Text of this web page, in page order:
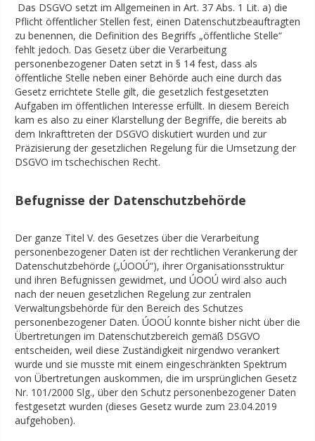
Das DSGVO setzt im Allgemeinen in Art. 37 Abs. 1 Lit. a) die
Pflicht öffentlicher Stellen fest, einen Datenschutzbeauftragten
zu benennen, die Definition des Begriffs „öffentliche Stelle“
fehlt jedoch. Das Gesetz über die Verarbeitung
personenbezogener Daten setzt in § 14 fest, dass als
öffentliche Stelle neben einer Behörde auch eine durch das
Gesetz errichtete Stelle gilt, die gesetzlich festgesetzten
Aufgaben im öffentlichen Interesse erfüllt. In diesem Bereich
kam es also zu einer Klarstellung der Begriffe, die bereits ab
dem Inkrafttreten der DSGVO diskutiert wurden und zur
Präzisierung der gesetzlichen Regelung für die Umsetzung der
DSGVO im tschechischen Recht.
Befugnisse der Datenschutzbehörde
Der ganze Titel V. des Gesetzes über die Verarbeitung
personenbezogener Daten ist der rechtlichen Verankerung der
Datenschutzbehörde („ÚOOÚ“), ihrer Organisationsstruktur
und ihren Befugnissen gewidmet, und ÚOOÚ wird also auch
nach der neuen gesetzlichen Regelung zur zentralen
Verwaltungsbehörde für den Bereich des Schutzes
personenbezogener Daten. ÚOOÚ konnte bisher nicht über die
Übertretungen im Datenschutzbereich gemäß DSGVO
entscheiden, weil diese Zuständigkeit nirgendwo verankert
wurde und sie musste mit einem eingeschränkten Spektrum
von Übertretungen auskommen, die im ursprünglichen Gesetz
Nr. 101/2000 Slg., über den Schutz personenbezogener Daten
festgesetzt wurden (dieses Gesetz wurde zum 23.04.2019
aufgehoben).